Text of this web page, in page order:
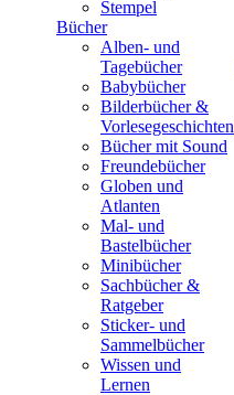
Stempel
Bücher
Alben- und
Tagebücher
Babybücher
Bilderbücher &
Vorlesegeschichten
Bücher mit Sound
Freundebücher
Globen und
Atlanten
Mal- und
Bastelbücher
Minibücher
Sachbücher &
Ratgeber
Sticker- und
Sammelbücher
Wissen und
Lernen